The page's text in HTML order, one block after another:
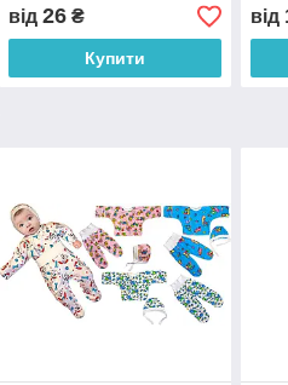
від 26₴
Купити
від